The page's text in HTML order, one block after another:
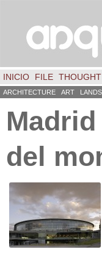
INICIO FILE THOUGHT
ARCHITECTURE ART
del